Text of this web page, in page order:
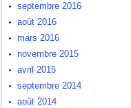
septembre 2016
août 2016
mars 2016
novembre 2015
avril 2015
septembre 2014
août 2014